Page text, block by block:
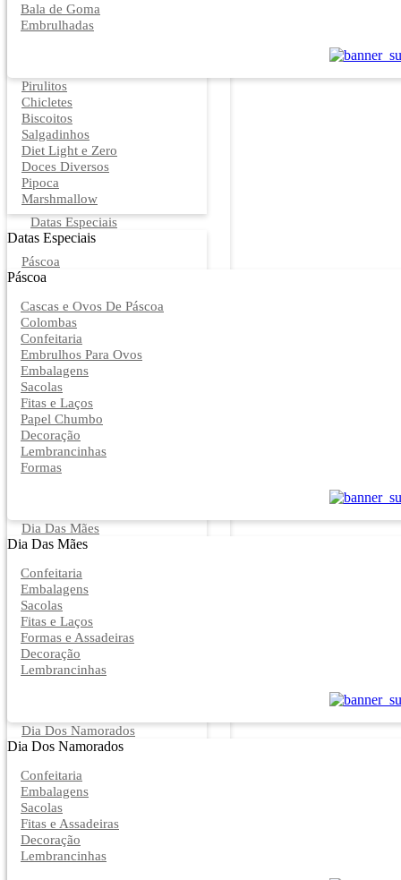
Bala de Goma
Embrulhadas
Pirulitos
Chicletes
Biscoitos
Salgadinhos
Diet Light e Zero
Doces Diversos
Pipoca
Marshmallow
Datas Especiais
Datas Especiais
Páscoa
Páscoa
Cascas e Ovos De Páscoa
Colombas
Confeitaria
Embrulhos Para Ovos
Embalagens
Sacolas
Fitas e Laços
Papel Chumbo
Decoração
Lembrancinhas
Formas
Dia Das Mães
Dia Das Mães
Confeitaria
Embalagens
Sacolas
Fitas e Laços
Formas e Assadeiras
Decoração
Lembrancinhas
Dia Dos Namorados
Dia Dos Namorados
Confeitaria
Embalagens
Sacolas
Fitas e Assadeiras
Decoração
Lembrancinhas